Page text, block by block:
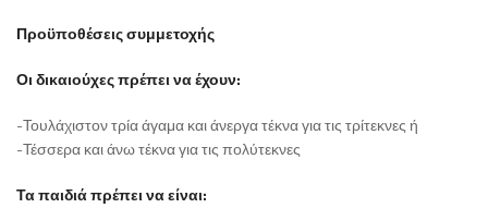
Προϋποθέσεις συμμετοχής
Οι δικαιούχες πρέπει να έχουν:
-Τουλάχιστον τρία άγαμα και άνεργα τέκνα για τις τρίτεκνες ή
-Τέσσερα και άνω τέκνα για τις πολύτεκνες
Τα παιδιά πρέπει να είναι: